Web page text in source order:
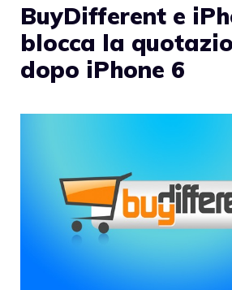
BuyDifferent e
blocca la
dopo iPhone 6